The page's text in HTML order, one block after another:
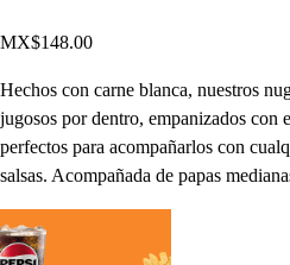
MX$148.00
Hechos con carne blanca, nuestros
jugosos por dentro, empanizados con
perfectos para acompañarlos con
salsas. Acompañada de papas